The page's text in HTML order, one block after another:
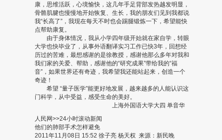
康，思维活跃，心境愉快，这几年手足背部发热越发明显，
骨骼肌腱也慢慢地开始恢复、生长，我的朋友们见到我都说
我“长高了”，我现在每天不时也会踢腿锻炼一下，希望能快
点帮助康复。
由于身体情况，我从小学四年级开始就在家自学，转眼
大学也快毕业了，从事外语翻译实习工作已快3年，回想经
历过的苦难，最想感谢的是徐教授，感谢他那么多年对我和
我们家的关爱、帮助，感谢他的“研究成果”带给我的“福
音”，如果世界还有奇迹，我希望我还能站起来，创造一个
奇迹！
希望 “量子医学”能更好地发展，越来越多的人能认识这
门科学，从中受益，感受生命的美好。
上海外国语大学大四 单音华
人民网>>24小时滚动新闻
他们的肺部手术怎样避免
2011年11月08日 15:52 徐子亮 杨天权 来源：新民晚